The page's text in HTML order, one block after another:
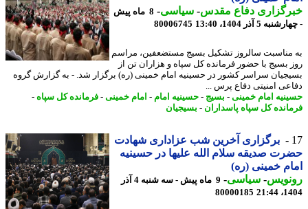
دفاع مقدس-سیاسی-
8 ماه پیش
5 آذر 1404، 13:40
80006745
سالروز تشکیل بسیج مستضعفین، مراسم
بسیج با حضور فرمانده کل سپاه و هزاران تن از
سراسر کشور در حسینیه امام خمینی (ره) برگزار شد. - به گزارش گروه
امنیتی دفاع پرس ...
امام خمینی-بسیج-حسینیه امام -امام خمینی-فرمانده کل سپاه-
کل سپاه پاسداران - بسیجیان
برگزاری آخرین شب عزاداری شهادت
صدیقه سلام الله علیها در حسینیه
خمینی (ره)
-سیاسی-
9 ماه پیش - سه شنبه 4 آذر
80000185